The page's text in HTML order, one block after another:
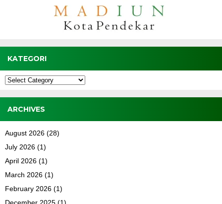
KATEGORI
Kategori
ARCHIVES
August 2026 (28)
July 2026 (1)
April 2026 (1)
March 2026 (1)
February 2026 (1)
December 2025 (1)